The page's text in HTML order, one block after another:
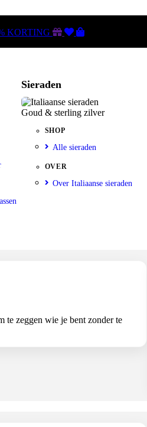
KORTING Gutscheine
Wunschliste
Warenkorb
Sieraden
Goud & sterling zilver
SHOP
Alle sieraden
OVER
Over Italiaanse sieraden
te zeggen wie je bent zonder te